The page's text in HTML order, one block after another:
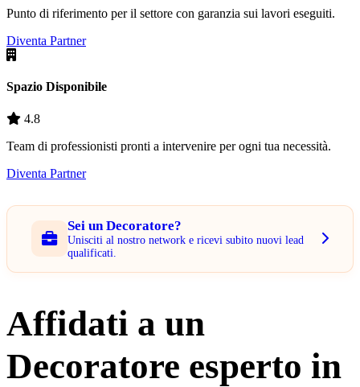
Punto di riferimento per il settore con garanzia sui lavori eseguiti.
Diventa Partner
Spazio Disponibile
4.8
Team di professionisti pronti a intervenire per ogni tua necessità.
Diventa Partner
Sei un Decoratore?
Unisciti al nostro network e ricevi subito nuovi lead
qualificati.
Affidati a un
Decoratore esperto in